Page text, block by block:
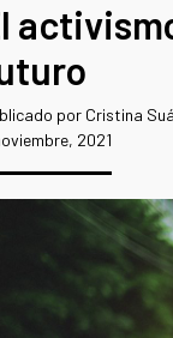
por Cristina
2021